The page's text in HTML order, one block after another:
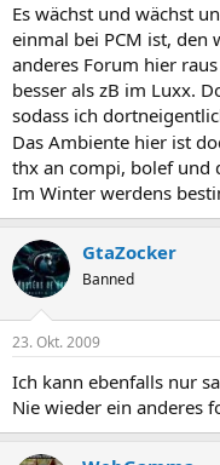
Es wächst und wächst
einmal bei PCM ist, den
anderes Forum hier
besser als zB im Luxx.
sodass ich
Das Ambiente hier ist
thx an compi, bolef und
Im Winter werdens
GtaZocker
Banned
23. Okt. 2009
Ich kann ebenfalls nur
Nie wieder ein anderes